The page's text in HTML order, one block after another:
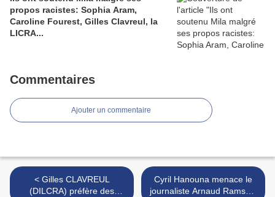
propos racistes: Sophia Aram,
Caroline Fourest, Gilles Clavreul, la
LICRA...
Commentaires
Ajouter un commentaire
< Gilles CLAVREUL
(DILCRA) préfère des
Cyril Hanouna menace le
journaliste Arnaud Ramsay: